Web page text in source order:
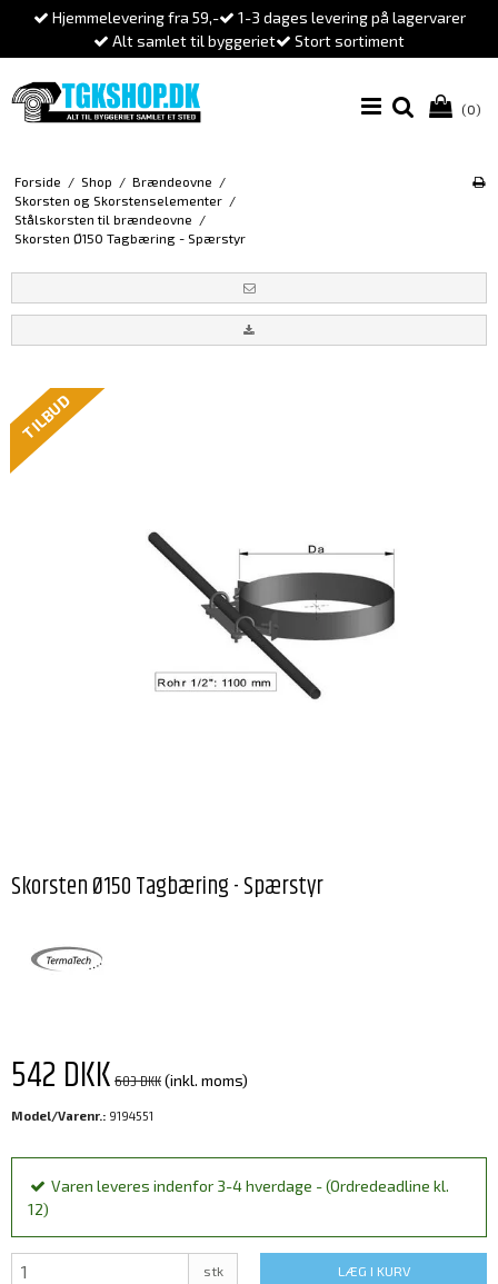
Hjemmelevering fra 59,-
1-3 dages levering på lagervarer
Alt samlet til byggeriet
Stort sortiment
(0)
Forside / Shop / Brændeovne /
Skorsten og Skorstenselementer /
Stålskorsten til brændeovne /
Skorsten Ø150 Tagbæring - Spærstyr
TILBUD
Skorsten Ø150 Tagbæring - Spærstyr
542 DKK603 DKK(inkl. moms)
Model/Varenr.: 9194551
Varen leveres indenfor 3-4 hverdage - (Ordredeadline kl.
12)
stk LÆG I KURV